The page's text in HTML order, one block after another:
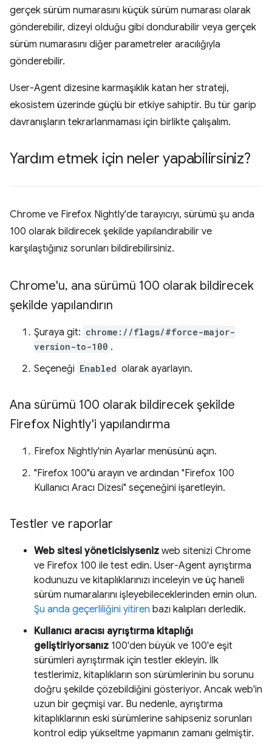
gerçek sürüm numarasını küçük sürüm numarası olarak
gönderebilir, dizeyi olduğu gibi dondurabilir veya gerçek
sürüm numarasını diğer parametreler aracılığıyla
gönderebilir.
User-Agent dizesine karmaşıklık katan her strateji,
ekosistem üzerinde güçlü bir etkiye sahiptir. Bu tür garip
davranışların tekrarlanmaması için birlikte çalışalım.
Yardım etmek için neler yapabilirsiniz?
Chrome ve Firefox Nightly'de tarayıcıyı, sürümü şu anda
100 olarak bildirecek şekilde yapılandırabilir ve
karşılaştığınız sorunları bildirebilirsiniz.
Chrome'u, ana sürümü 100 olarak bildirecek
şekilde yapılandırın
Şuraya git: chrome://flags/#force-major-
version-to-100 .
Seçeneği Enabled olarak ayarlayın.
Ana sürümü 100 olarak bildirecek şekilde
Firefox Nightly'i yapılandırma
Firefox Nightly'nin Ayarlar menüsünü açın.
"Firefox 100"ü arayın ve ardından "Firefox 100
Kullanıcı Aracı Dizesi" seçeneğini işaretleyin.
Testler ve raporlar
Web sitesi yöneticisiyseniz web sitenizi Chrome
ve Firefox 100 ile test edin. User-Agent ayrıştırma
kodunuzu ve kitaplıklarınızı inceleyin ve üç haneli
sürüm numaralarını işleyebileceklerinden emin olun.
Şu anda geçerliliğini yitiren bazı kalıpları derledik.
Kullanıcı aracısı ayrıştırma kitaplığı
geliştiriyorsanız 100'den büyük ve 100'e eşit
sürümleri ayrıştırmak için testler ekleyin. İlk
testlerimiz, kitaplıkların son sürümlerinin bu sorunu
doğru şekilde çözebildiğini gösteriyor. Ancak web'in
uzun bir geçmişi var. Bu nedenle, ayrıştırma
kitaplıklarının eski sürümlerine sahipseniz sorunları
kontrol edip yükseltme yapmanın zamanı gelmiştir.